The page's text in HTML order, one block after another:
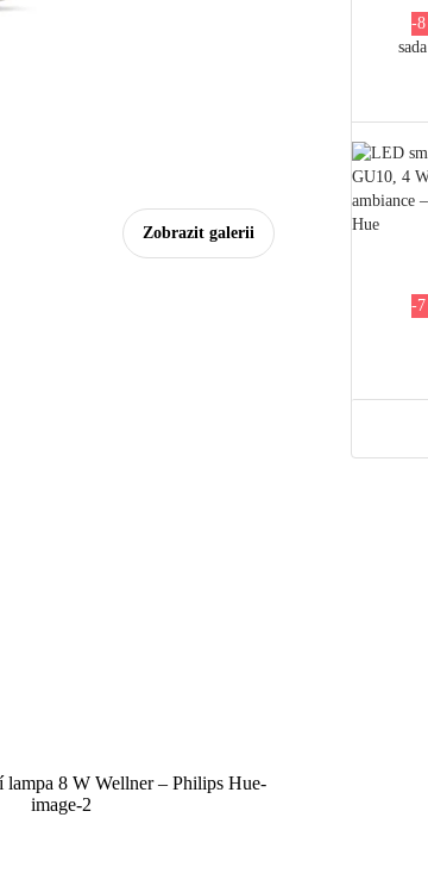
Zobrazit galerii
-
-